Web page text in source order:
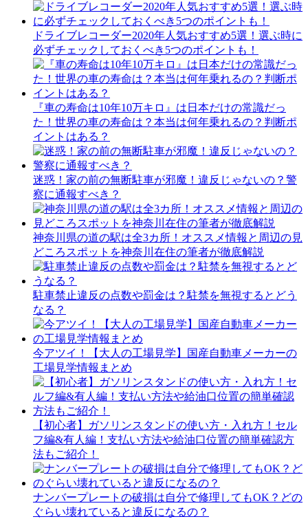
ドライブレコーダー2020年人気おすすめ5選！選ぶ時に
必ずチェックしておくべき5つのポイントも！
『車の寿命は10年10万キロ』は日本だけの常識だっ
た！世界の車の寿命は？本当は何年乗れるの？判断ポ
イントはある？
迷惑！家の前の無断駐車が邪魔！違反じゃないの？警
察に通報すべき？
神奈川県の道の駅は全3カ所！オススメ情報と周辺の見
どころスポットを神奈川在住の筆者が徹底解説
駐車禁止違反の点数や罰金は？駐禁を無視するとどう
なる？
今アツイ！【大人の工場見学】国産自動車メーカーの
工場見学情報まとめ
【初心者】ガソリンスタンドの使い方・入れ方！セル
フ編&有人編！支払い方法や給油口位置の簡単確認方
法もご紹介！
ナンバープレートの破損は自分で修理してもOK？どの
ぐらい壊れていると違反になるの？